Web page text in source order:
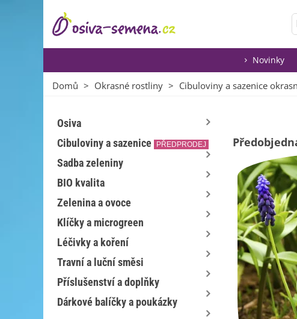
Novinky
Domů > Okrasné rostliny > Cibuloviny a sazenice
Osiva
Cibuloviny a sazenice
PŘEDPRODEJ
Sadba zeleniny
BIO kvalita
Zelenina a ovoce
Klíčky a microgreen
Léčivky a koření
Travní a luční směsi
Příslušenství a doplňky
Dárkové balíčky a poukázky